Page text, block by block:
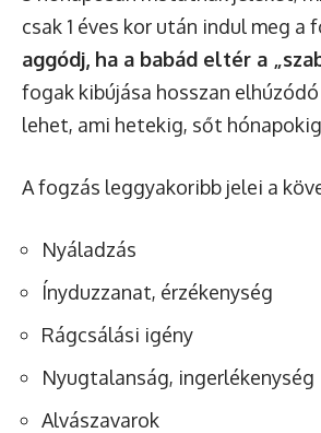
csak 1 éves kor után indul meg a
aggódj, ha a babád eltér a
fogak kibújása hosszan
lehet, ami hetekig, sőt
A fogzás leggyakoribb jelei a
Nyáladzás
Ínyduzzanat, érzékenység
Rágcsálási igény
Nyugtalanság, ingerlékenység
Alvászavarok